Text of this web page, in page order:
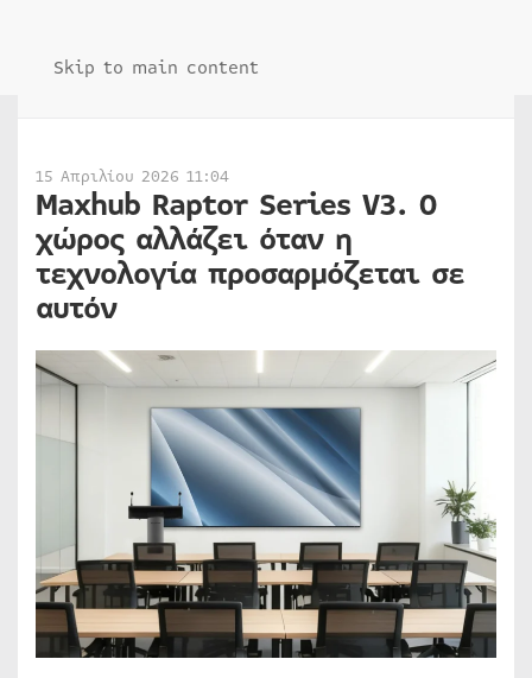
Skip to main content
15 Απριλίου 2026 11:04
Maxhub Raptor Series V3. Ο
χώρος αλλάζει όταν η
τεχνολογία προσαρμόζεται σε
αυτόν